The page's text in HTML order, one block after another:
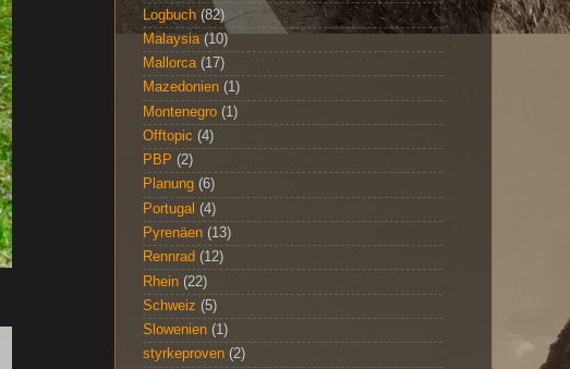
Logbuch (82)
Malaysia (10)
Mallorca (17)
Mazedonien (1)
Montenegro (1)
Offtopic (4)
PBP (2)
Planung (6)
Portugal (4)
Pyrenäen (13)
Rennrad (12)
Rhein (22)
Schweiz (5)
Slowenien (1)
styrkeproven (2)